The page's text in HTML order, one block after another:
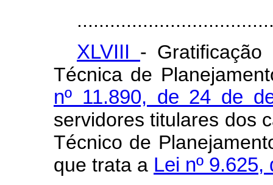
XLVIII - Gratificação
Técnica de
nº 11.890, de 24 de
servidores titulares dos
Técnico de
que trata a Lei nº